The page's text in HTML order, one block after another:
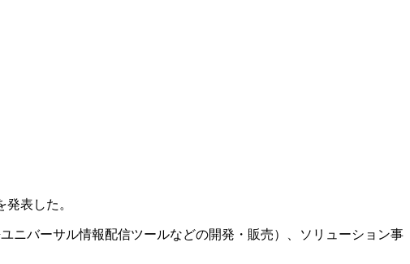
発表した。
ニバーサル情報配信ツールなどの開発・販売）、ソリューション事